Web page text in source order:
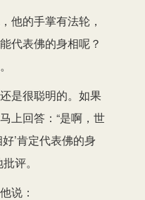
他的手掌有法轮，
代表佛的身相呢？
是很聪明的。如果
上回答：“是啊，世
’肯定代表佛的身
评。
说：